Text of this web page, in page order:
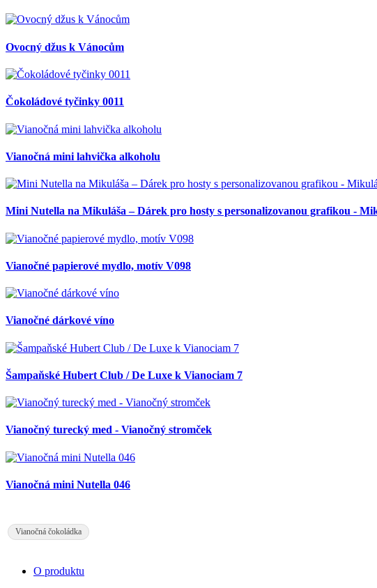
Ovocný džus k Vánocům
Čokoládové tyčinky 0011
Vianočná mini lahvička alkoholu
Mini Nutella na Mikuláša – Dárek pro hosty s personalizovanou grafikou -
Vianočné papierové mydlo, motív V098
Vianočné dárkové víno
Šampaňské Hubert Club / De Luxe k Vianociam 7
Vianočný turecký med - Vianočný stromček
Vianočná mini Nutella 046
Vianočná čokoládka
O produktu